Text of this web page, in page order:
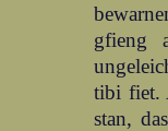
gfieng
tibi fiet.
stan,